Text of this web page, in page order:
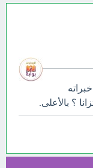
؟ بالأعلى.